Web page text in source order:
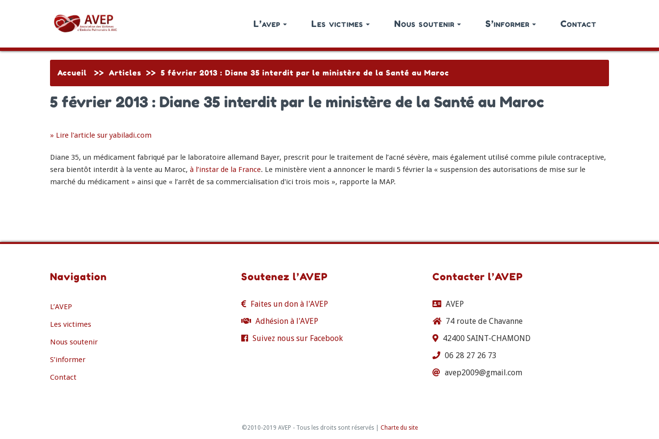
L’avep Les victimes Nous soutenir S’informer Contact
Accueil >> Articles >> 5 février 2013 : Diane 35 interdit par le ministère de la Santé au Maroc
5 février 2013 : Diane 35 interdit par le ministère de la Santé au Maroc
» Lire l'article sur yabiladi.com
Diane 35, un médicament fabriqué par le laboratoire allemand Bayer, prescrit pour le traitement de l’acné sévère, mais également utilisé comme pilule contraceptive,
sera bientôt interdit à la vente au Maroc, à l’instar de la France. Le ministère vient a annoncer le mardi 5 février la « suspension des autorisations de mise sur le
marché du médicament » ainsi que « l’arrêt de sa commercialisation d'ici trois mois », rapporte la MAP.
Navigation
L’AVEP
Les victimes
Nous soutenir
S’informer
Contact
Soutenez l’AVEP
Faites un don à l'AVEP
Adhésion à l'AVEP
Suivez nous sur Facebook
Contacter l’AVEP
AVEP
74 route de Chavanne
42400 SAINT-CHAMOND
06 28 27 26 73
avep2009@gmail.com
©2010-2019 AVEP - Tous les droits sont réservés | Charte du site